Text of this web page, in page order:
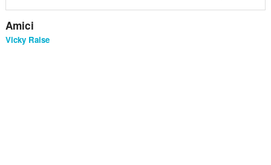
Amici
Vicky Raise